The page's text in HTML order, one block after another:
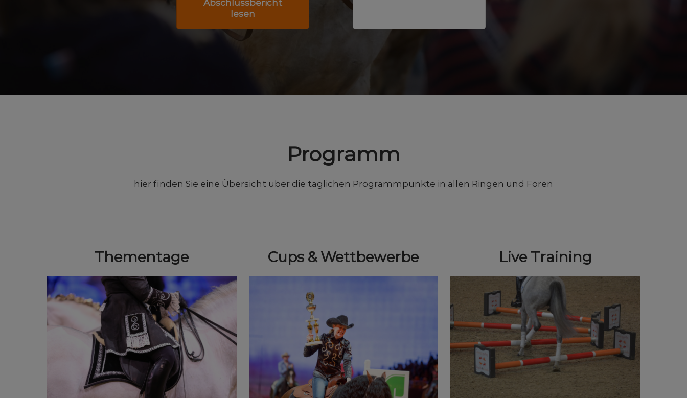
Abschlussbericht
lesen
Programm
hier finden Sie eine Übersicht über die täglichen Programmpunkte in allen Ringen und Foren
Thementage Cups & Wettbewerbe Live Training